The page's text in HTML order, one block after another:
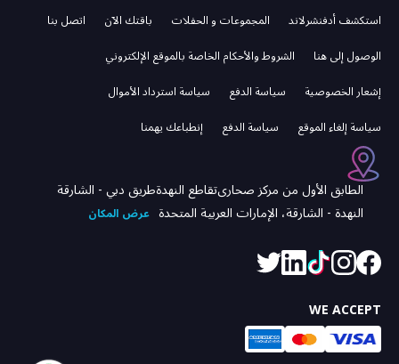
استكشف أدفنشرلاند المجموعات و الحفلات‌ باقتك الآن
اتصل بنا
الوصول إلى هنا
الشروط والأحكام الخاصة بالموقع الإلكتروني
إشعار الخصوصية
سياسة الدفع
سياسة استرداد الأموال
سياسة إلغاء الموقع
سياسة الدفع إنطباعك يهمنا
الطابق الأول من مركز صحارىتقاطع النهدةطريق دبي - الشارقة
النهدة - الشارقة، الإمارات العربية المتحدة عرض المكان
WE ACCEPT